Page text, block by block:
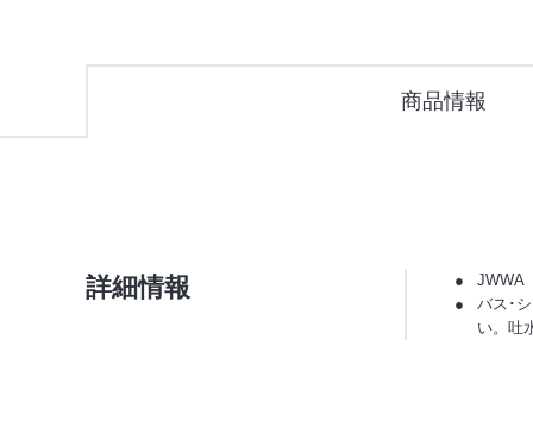
商品情報
詳細情報
JWWA
バス･
い。吐